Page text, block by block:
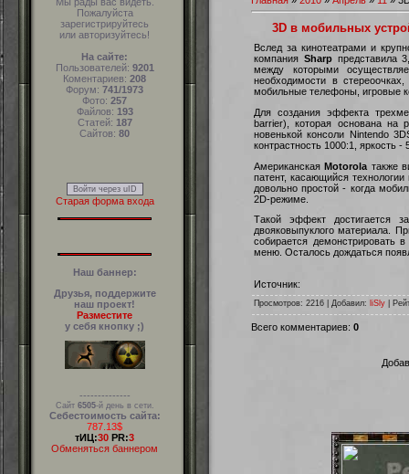
Пожалуйста
зарегистрируйтесь
или авторизуйтесь!
На сайте:
Пользователей: 9201
Коментариев: 208
Форум: 741/1973
Фото: 257
Файлов: 193
Статей: 187
Сайтов: 80
Войти через uID
Старая форма входа
Наш баннер:
Друзья, поддержите
наш проект!
Разместите
у себя кнопку ;)
--------------
Сайт 6505-й день в сети.
Себестоимость сайта:
787.13$
тИЦ:30 PR:3
Обменяться баннером
3D в мобильных
Вслед за кинотеатрами и
компания Sharpпредставила
между которыми
необходимости в
мобильные телефоны, игровые
Для создания эффекта
barrier), которая основана на
новенькой консоли Nintendo
контрастность 1000:1, яркость -
Американская Motorola также
патент, касающийся
довольно простой - когда
2D-режиме.
Такой эффект достигается
двояковыпуклого материала.
собирается демонстрировать
меню. Осталось дождаться
Источник:
Просмотров: 2216 | Добавил: liSly
Всего комментариев: 0